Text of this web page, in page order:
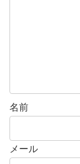
名前
メール